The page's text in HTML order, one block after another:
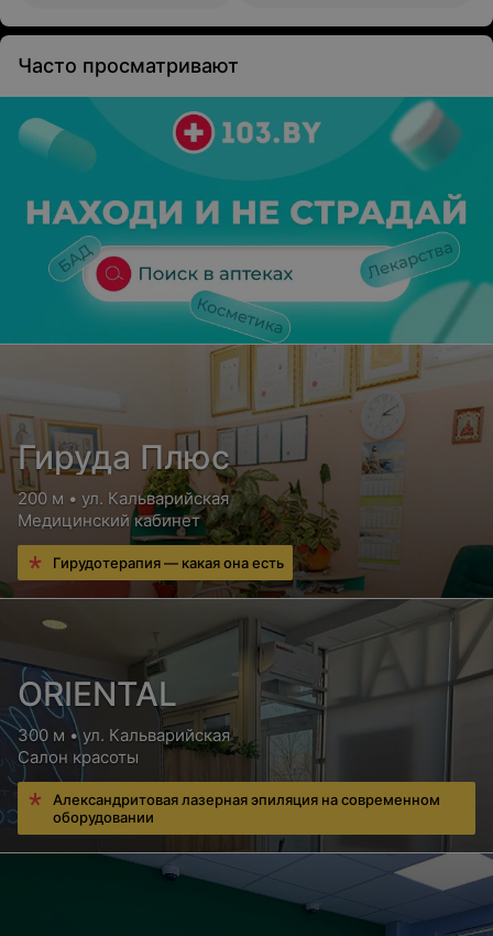
Часто просматривают
Гируда Плюс
200 м • ул. Кальварийская
Медицинский кабинет
Гирудотерапия — какая она есть
ORIENTAL
300 м • ул. Кальварийская
Салон красоты
Александритовая лазерная эпиляция на современном
оборудовании